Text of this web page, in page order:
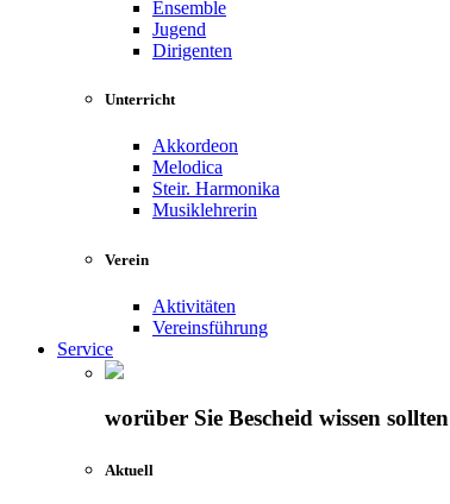
Ensemble
Jugend
Dirigenten
Unterricht
Akkordeon
Melodica
Steir. Harmonika
Musiklehrerin
Verein
Aktivitäten
Vereinsführung
Service
worüber Sie Bescheid wissen sollten
Aktuell